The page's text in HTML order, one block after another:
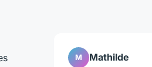
M Mathilde